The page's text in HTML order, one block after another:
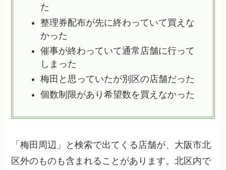
た
整理券配布が先に終わっていて買えな
かった
催事が終わっていて通常店舗に行って
しまった
梅田と思っていたが別区の店舗だった
個数制限があり希望数を買えなかった
「梅田周辺」と検索で出てくる店舗が、大阪市北
区外のものも含まれることがあります。北区内で